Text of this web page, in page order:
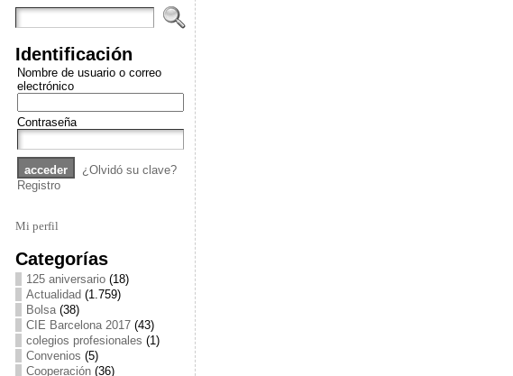
Identificación
Nombre de usuario o correo
electrónico
Contraseña
¿Olvidó su clave?
Registro
Mi perfil
Categorías
125 aniversario(18)
Actualidad (1.759)
Bolsa(38)
CIE Barcelona 2017(43)
colegios profesionales (1)
Convenios (5)
Cooperación(36)